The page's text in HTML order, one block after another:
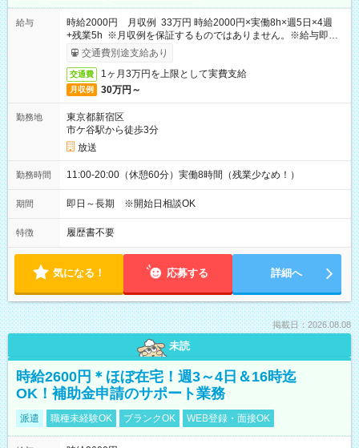
給与
時給2000円 月収例 33万円 時給2000円×実働8h×週5日×4週
+残業5h ※月収例を保証するものではありません。※給与即受
取りサービス利用可（利用条件有）
交通費別途支給あり
交通費 1ヶ月3万円を上限として実費支給
月収例 30万円～
勤務地
東京都新宿区
市ケ谷駅から徒歩3分
放送
勤務時間 11:00-20:00（休憩60分）実働8時間（残業少なめ！）
期間 即日～長期 ※開始日相談OK
特徴 履歴書不要
気になる！ 応募する 詳細へ
掲載日：2026.08.08
未読
時給2600円＊ほぼ在宅！週3～4日＆16時迄
OK！補助金申請のサポート業務
派遣 職種未経験OK ブランクOK WEB登録・面接OK